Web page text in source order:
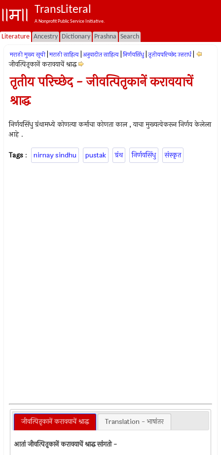
TransLiteral
A Nonprofit Public Service Initiative.
Literature Ancestry Dictionary Prashna Search
मराठी मुख्य सूची मराठी साहित्य अनुवादीत साहित्य निर्णयसिंधु तृतीयपरिच्छेद उत्तरार्ध
जीवत्पितृकानें करावयाचें श्राद्ध
तृतीय परिच्छेद - जीवत्पितृकानें करावयाचें
श्राद्ध
निर्णयसिंधु ग्रंथामध्ये कोणत्या कर्माचा कोणता काल , याचा मुख्यत्वेकरून निर्णय केलेला
आहे .
Tags : nirnay sindhu pustak ग्रंथ निर्णयसिंधु संस्कृत
जीवत्पितृकानें करावयाचें श्राद्ध Translation - भाषांतर
आतां जीवत्पितृकानें करावयाचें श्राद्ध सांगतो -